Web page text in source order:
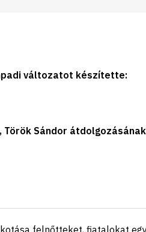
változatot készítette:
Sándor
felnőtteket, fiatalokat